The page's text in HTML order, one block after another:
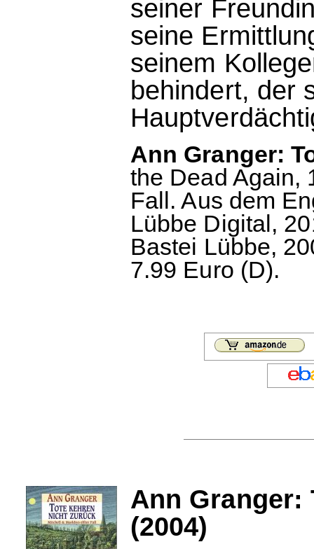
seiner
seine
seinem
behindert, der
Ann Granger:
the Dead Again,
Fall. Aus dem
Lübbe Digital,
Bastei Lübbe,
7.99 Euro (D).
Ann Granger:
(2004)